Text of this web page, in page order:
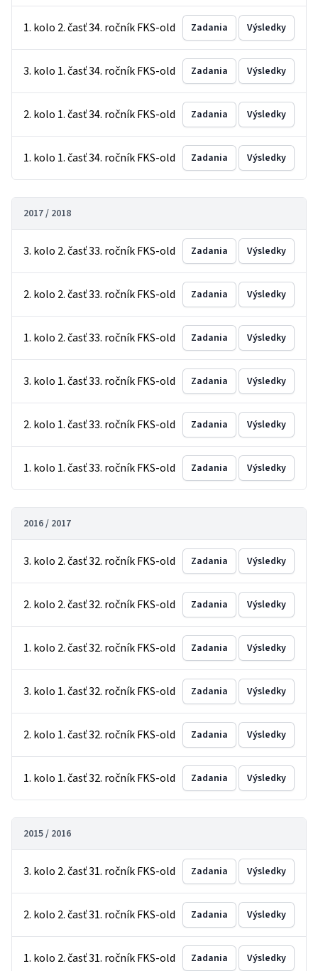
1. kolo 2. časť 34. ročník FKS-old Zadania Výsledky
3. kolo 1. časť 34. ročník FKS-old Zadania Výsledky
2. kolo 1. časť 34. ročník FKS-old Zadania Výsledky
1. kolo 1. časť 34. ročník FKS-old Zadania Výsledky
2017 / 2018
3. kolo 2. časť 33. ročník FKS-old Zadania Výsledky
2. kolo 2. časť 33. ročník FKS-old Zadania Výsledky
1. kolo 2. časť 33. ročník FKS-old Zadania Výsledky
3. kolo 1. časť 33. ročník FKS-old Zadania Výsledky
2. kolo 1. časť 33. ročník FKS-old Zadania Výsledky
1. kolo 1. časť 33. ročník FKS-old Zadania Výsledky
2016 / 2017
3. kolo 2. časť 32. ročník FKS-old Zadania Výsledky
2. kolo 2. časť 32. ročník FKS-old Zadania Výsledky
1. kolo 2. časť 32. ročník FKS-old Zadania Výsledky
3. kolo 1. časť 32. ročník FKS-old Zadania Výsledky
2. kolo 1. časť 32. ročník FKS-old Zadania Výsledky
1. kolo 1. časť 32. ročník FKS-old Zadania Výsledky
2015 / 2016
3. kolo 2. časť 31. ročník FKS-old Zadania Výsledky
2. kolo 2. časť 31. ročník FKS-old Zadania Výsledky
1. kolo 2. časť 31. ročník FKS-old Zadania Výsledky